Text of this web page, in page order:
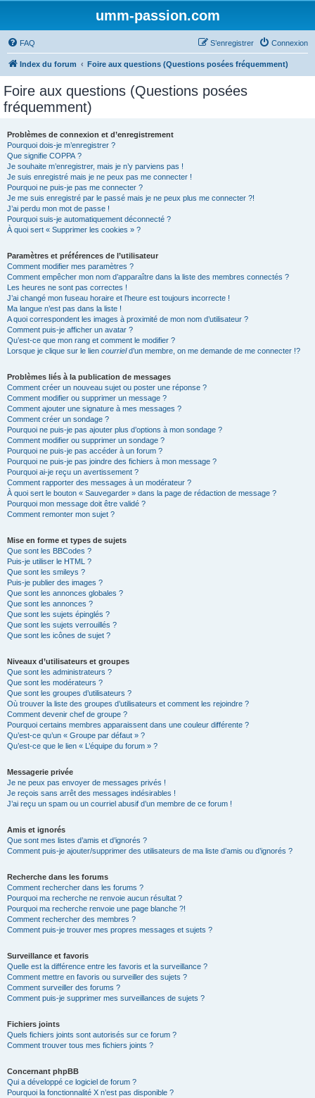
umm-passion.com
FAQ Connexion
S’enregistrer
Index du forum Foire aux questions (Questions posées fréquemment)
Foire aux questions (Questions posées
fréquemment)
Problèmes de connexion et d’enregistrement
Pourquoi dois-je m’enregistrer ?
Que signifie COPPA ?
Je souhaite m’enregistrer, mais je n’y parviens pas !
Je suis enregistré mais je ne peux pas me connecter !
Pourquoi ne puis-je pas me connecter ?
Je me suis enregistré par le passé mais je ne peux plus me connecter ?!
J’ai perdu mon mot de passe !
Pourquoi suis-je automatiquement déconnecté ?
À quoi sert « Supprimer les cookies » ?
Paramètres et préférences de l’utilisateur
Comment modifier mes paramètres ?
Comment empêcher mon nom d’apparaître dans la liste des membres connectés ?
Les heures ne sont pas correctes !
J’ai changé mon fuseau horaire et l’heure est toujours incorrecte !
Ma langue n’est pas dans la liste !
A quoi correspondent les images à proximité de mon nom d’utilisateur ?
Comment puis-je afficher un avatar ?
Qu’est-ce que mon rang et comment le modifier ?
Lorsque je clique sur le lien courrield’un membre, on me demande de me connecter !?
Problèmes liés à la publication de messages
Comment créer un nouveau sujet ou poster une réponse ?
Comment modifier ou supprimer un message ?
Comment ajouter une signature à mes messages ?
Comment créer un sondage ?
Pourquoi ne puis-je pas ajouter plus d’options à mon sondage ?
Comment modifier ou supprimer un sondage ?
Pourquoi ne puis-je pas accéder à un forum ?
Pourquoi ne puis-je pas joindre des fichiers à mon message ?
Pourquoi ai-je reçu un avertissement ?
Comment rapporter des messages à un modérateur ?
À quoi sert le bouton « Sauvegarder » dans la page de rédaction de message ?
Pourquoi mon message doit être validé ?
Comment remonter mon sujet ?
Mise en forme et types de sujets
Que sont les BBCodes ?
Puis-je utiliser le HTML ?
Que sont les smileys ?
Puis-je publier des images ?
Que sont les annonces globales ?
Que sont les annonces ?
Que sont les sujets épinglés ?
Que sont les sujets verrouillés ?
Que sont les icônes de sujet ?
Niveaux d’utilisateurs et groupes
Que sont les administrateurs ?
Que sont les modérateurs ?
Que sont les groupes d’utilisateurs ?
Où trouver la liste des groupes d’utilisateurs et comment les rejoindre ?
Comment devenir chef de groupe ?
Pourquoi certains membres apparaissent dans une couleur différente ?
Qu’est-ce qu’un « Groupe par défaut » ?
Qu’est-ce que le lien « L’équipe du forum » ?
Messagerie privée
Je ne peux pas envoyer de messages privés !
Je reçois sans arrêt des messages indésirables !
J’ai reçu un spam ou un courriel abusif d’un membre de ce forum !
Amis et ignorés
Que sont mes listes d’amis et d’ignorés ?
Comment puis-je ajouter/supprimer des utilisateurs de ma liste d’amis ou d’ignorés ?
Recherche dans les forums
Comment rechercher dans les forums ?
Pourquoi ma recherche ne renvoie aucun résultat ?
Pourquoi ma recherche renvoie une page blanche ?!
Comment rechercher des membres ?
Comment puis-je trouver mes propres messages et sujets ?
Surveillance et favoris
Quelle est la différence entre les favoris et la surveillance ?
Comment mettre en favoris ou surveiller des sujets ?
Comment surveiller des forums ?
Comment puis-je supprimer mes surveillances de sujets ?
Fichiers joints
Quels fichiers joints sont autorisés sur ce forum ?
Comment trouver tous mes fichiers joints ?
Concernant phpBB
Qui a développé ce logiciel de forum ?
Pourquoi la fonctionnalité X n’est pas disponible ?